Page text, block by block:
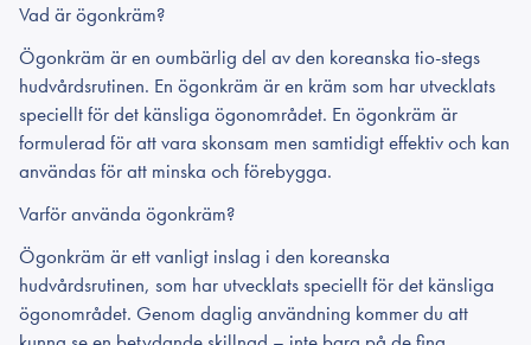
Vad är ögonkräm?
Ögonkräm är en oumbärlig del av den koreanska tio-stegs
hudvårdsrutinen. En ögonkräm är en kräm som har utvecklats
speciellt för det känsliga ögonområdet. En ögonkräm är
formulerad för att vara skonsam men samtidigt effektiv och kan
användas för att minska och förebygga.
Varför använda ögonkräm?
Ögonkräm är ett vanligt inslag i den koreanska
hudvårdsrutinen, som har utvecklats speciellt för det känsliga
ögonområdet. Genom daglig användning kommer du att